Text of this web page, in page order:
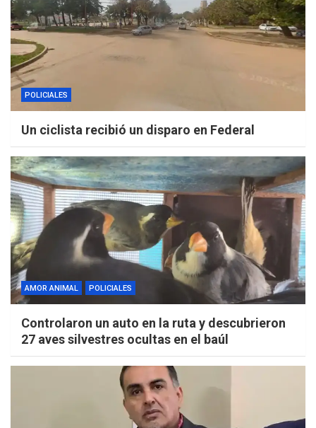
POLICIALES
Un ciclista recibió un disparo en Federal
AMOR ANIMAL POLICIALES
Controlaron un auto en la ruta y descubrieron
27 aves silvestres ocultas en el baúl